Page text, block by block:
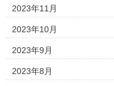
2023年11月
2023年10月
2023年9月
2023年8月